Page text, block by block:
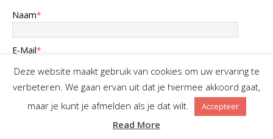
Naam*
E-Mail*
Website
Bewaar mijn naam, e-mail en website in deze browser voor
Deze website maakt gebruik van cookies om uw ervaring te
verbeteren. We gaan ervan uit dat je hiermee akkoord gaat,
maar je kunt je afmelden als je dat wilt.
Accepteer
Read More